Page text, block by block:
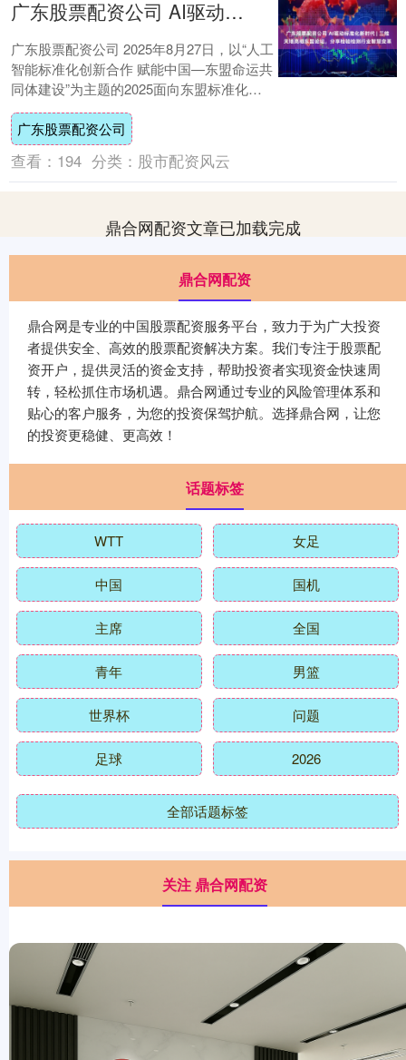
广东股票配资公司 AI驱动标准化新时代 | 三维天地亮相东盟论坛，分享检验检测行业智慧变革
广东股票配资公司 2025年8月27日，以“人工
智能标准化创新合作 赋能中国—东盟命运共
同体建设”为主题的2025面向东盟标准化合
作论坛在南宁隆重开幕。论坛汇聚....
广东股票配资公司
查看： 194 分类： 股市配资风云
鼎合网配资文章已加载完成
鼎合网配资
鼎合网是专业的中国股票配资服务平台，致力于为广大投资
者提供安全、高效的股票配资解决方案。我们专注于股票配
资开户，提供灵活的资金支持，帮助投资者实现资金快速周
转，轻松抓住市场机遇。鼎合网通过专业的风险管理体系和
贴心的客户服务，为您的投资保驾护航。选择鼎合网，让您
的投资更稳健、更高效！
话题标签
WTT 女足
中国 国机
主席 全国
青年 男篮
世界杯 问题
足球 2026
全部话题标签
关注 鼎合网配资